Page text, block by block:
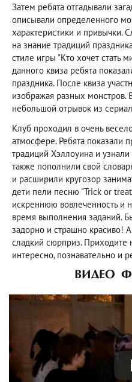
Затем ребята отгадывали
описывали определенного
характеристики и привычки.
на знание традиций
стиле игры "Кто хочет стать
данного квиза ребята
праздника. После квиза
изображая разных монстров.
небольшой отрывок из
Клуб проходил в очень
атмосфере. Ребята показали
традиций Хэллоуина и
также пополнили свой
и расширили кругозор
дети пели песню "Trick or
искреннюю вовлеченность и
время выполнения заданий.
задорно и страшно красиво!
сладкий сюрприз. Приходите
интересно, познавательно и
ВИДЕО